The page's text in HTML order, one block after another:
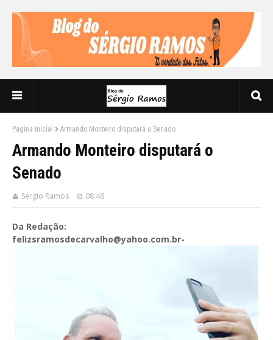
Página inicial Armando Monteiro disputará o Senado
Armando Monteiro disputará o
Senado
Sérgio Ramos 08:46
Da Redação:
felizsramosdecarvalho@yahoo.com.br-